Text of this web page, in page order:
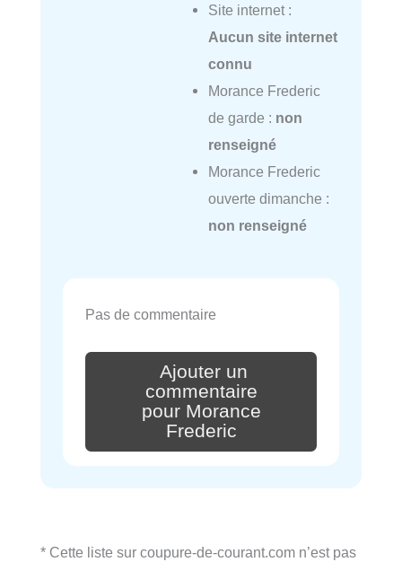
Site internet :
Aucun site internet
connu
Morance Frederic
de garde : non
renseigné
Morance Frederic
ouverte dimanche :
non renseigné
Pas de commentaire
Ajouter un
commentaire
pour Morance
Frederic
* Cette liste sur coupure-de-courant.com n’est pas